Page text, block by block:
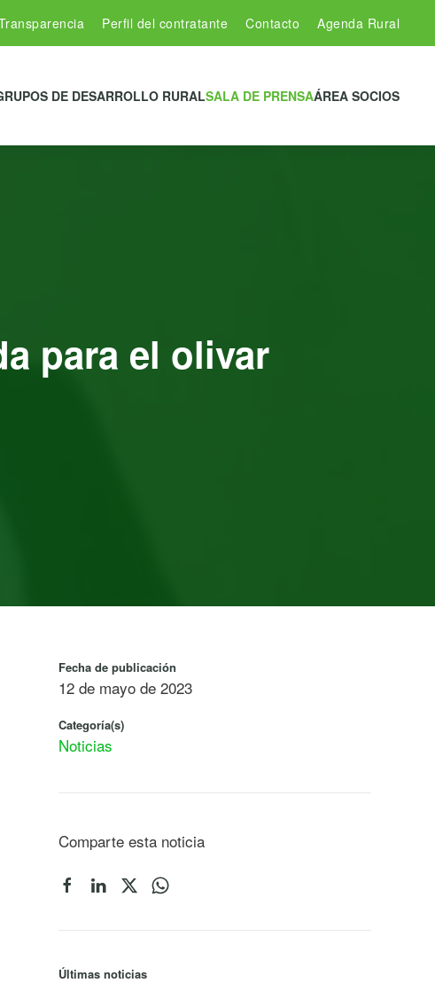
Perfil del contratante Contacto Agenda Rural
DE DESARROLLO RURALSALA DE PRENSAÁREA SOCIOS
para el olivar
Fecha de publicación
12 de mayo de 2023
Categoría(s)
Noticias
Comparte esta noticia
Últimas noticias